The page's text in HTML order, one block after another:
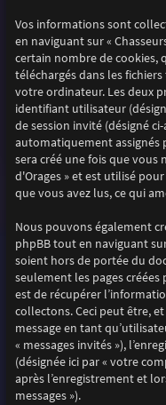
Vos informations sont
en naviguant sur «
certain nombre de cookies,
téléchargés dans les
votre ordinateur. Les deux
identifiant utilisateur
de session invité (désigné
automatiquement assignés
sera créé une fois que vous
d'Orages » et est utilisé
que vous avez lus, ce qui
Nous pouvons également
phpBB tout en naviguant
soient hors de portée du
seulement les pages créées
est de récupérer
collectons. Ceci peut être,
message en tant
« messages invités »),
(désignée ici par « votre
après l’enregistrement et
messages »).